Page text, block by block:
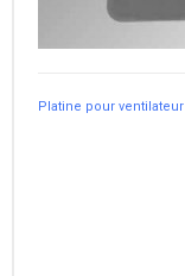
Platine pour ventilateur